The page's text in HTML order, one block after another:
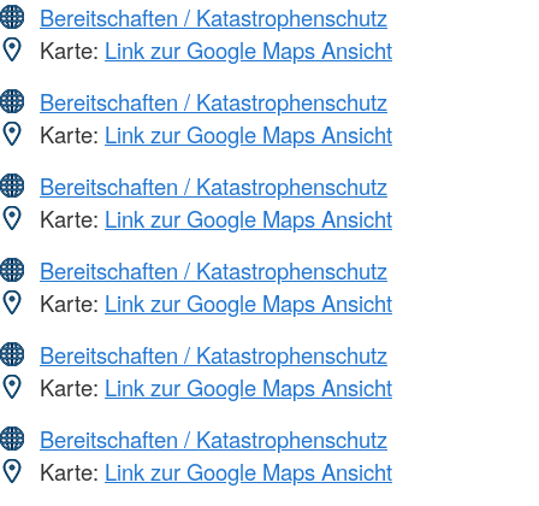
Bereitschaften / Katastrophenschutz
Karte: Link zur Google Maps Ansicht
Bereitschaften / Katastrophenschutz
Karte: Link zur Google Maps Ansicht
Bereitschaften / Katastrophenschutz
Karte: Link zur Google Maps Ansicht
Bereitschaften / Katastrophenschutz
Karte: Link zur Google Maps Ansicht
Bereitschaften / Katastrophenschutz
Karte: Link zur Google Maps Ansicht
Bereitschaften / Katastrophenschutz
Karte: Link zur Google Maps Ansicht